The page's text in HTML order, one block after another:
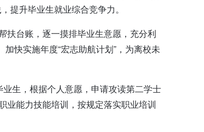
提升毕业生就业综合竞争力。
扶台账，逐一摸排毕业生意愿，充分利
快实施年度“宏志助航计划”，为离校未
生，根据个人意愿，申请攻读第二学士
业能力技能培训，按规定落实职业培训